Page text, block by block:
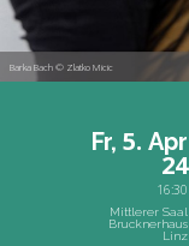
Barka Bach © Zlatko Micic
Fr, 5. Apr
24
16:30
Mittlerer Saal
Brucknerhaus
Linz